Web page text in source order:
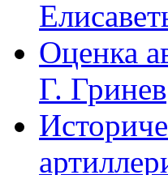
Оценка
Г. Гринев